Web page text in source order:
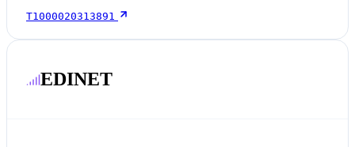
T1000020313891
EDINET